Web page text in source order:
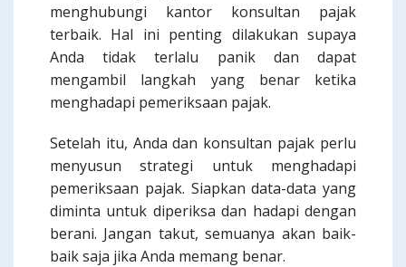
menghubungi kantor konsultan pajak
terbaik. Hal ini penting dilakukan supaya
Anda tidak terlalu panik dan dapat
mengambil langkah yang benar ketika
menghadapi pemeriksaan pajak.
Setelah itu, Anda dan konsultan pajak perlu
menyusun strategi untuk menghadapi
pemeriksaan pajak. Siapkan data-data yang
diminta untuk diperiksa dan hadapi dengan
berani. Jangan takut, semuanya akan baik-
baik saja jika Anda memang benar.